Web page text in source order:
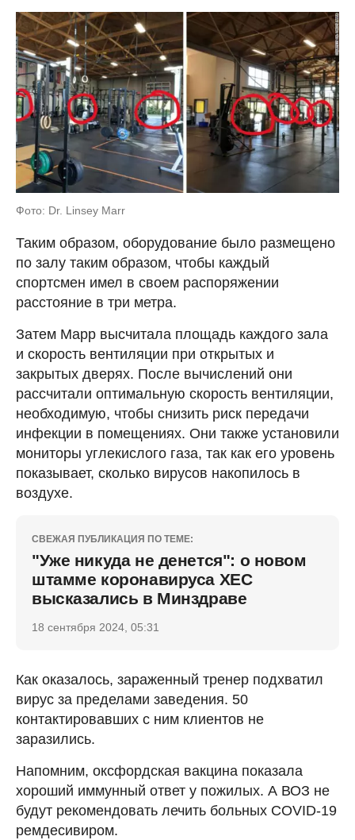
Фото: Dr. Linsey Marr
Таким образом, оборудование было размещено
по залу таким образом, чтобы каждый
спортсмен имел в своем распоряжении
расстояние в три метра.
Затем Марр высчитала площадь каждого зала
и скорость вентиляции при открытых и
закрытых дверях. После вычислений они
рассчитали оптимальную скорость вентиляции,
необходимую, чтобы снизить риск передачи
инфекции в помещениях. Они также установили
мониторы углекислого газа, так как его уровень
показывает, сколько вирусов накопилось в
воздухе.
СВЕЖАЯ ПУБЛИКАЦИЯ ПО ТЕМЕ:
"Уже никуда не денется": о новом
штамме коронавируса ХЕС
высказались в Минздраве
18 сентября 2024, 05:31
Как оказалось, зараженный тренер подхватил
вирус за пределами заведения. 50
контактировавших с ним клиентов не
заразились.
Напомним, оксфордская вакцина показала
хороший иммунный ответ у пожилых. А ВОЗ не
будут рекомендовать лечить больных COVID-19
ремдесивиром.